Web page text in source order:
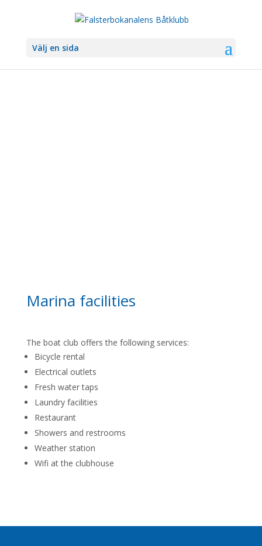
Välj en sida
Marina facilities
The boat club offers the following services:
Bicycle rental
Electrical outlets
Fresh water taps
Laundry facilities
Restaurant
Showers and restrooms
Weather station
Wifi at the clubhouse